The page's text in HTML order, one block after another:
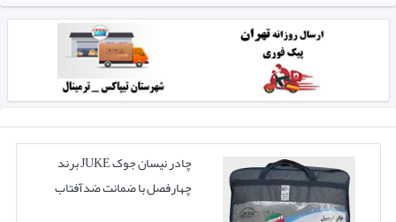
چادر نیسان جوک JUKE برند
چهارفصل با ضمانت ضدآفتاب